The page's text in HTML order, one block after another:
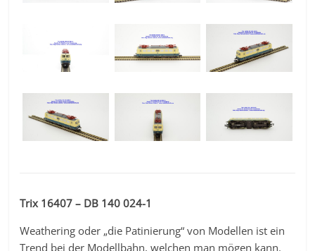
Trix 16407 – DB 140 024-1
Weathering oder „die Patinierung“ von Modellen ist ein
Trend bei der Modellbahn, welchen man mögen kann.